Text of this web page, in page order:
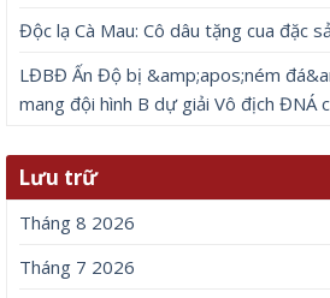
Độc lạ Cà Mau: Cô dâu tặng cua đặc
LĐBĐ Ấn Độ bị &amp;apos;ném
mang đội hình B dự giải Vô địch ĐNÁ
Lưu trữ
Tháng 8 2026
Tháng 7 2026